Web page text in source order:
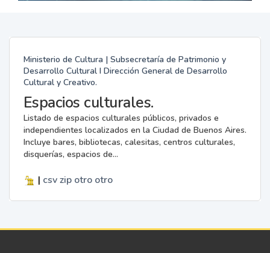
Ministerio de Cultura | Subsecretaría de Patrimonio y
Desarrollo Cultural I Dirección General de Desarrollo
Cultural y Creativo.
Espacios culturales.
Listado de espacios culturales públicos, privados e
independientes localizados en la Ciudad de Buenos Aires.
Incluye bares, bibliotecas, calesitas, centros culturales,
disquerías, espacios de...
| csv zip otro otro